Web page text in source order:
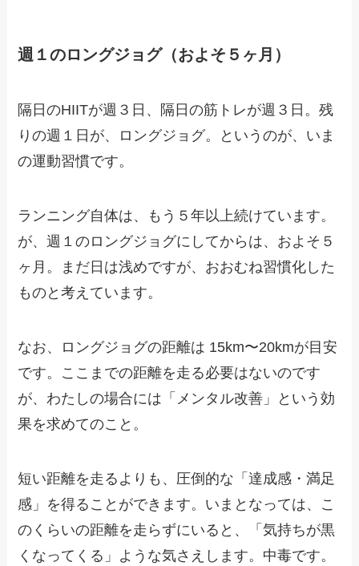
週１のロングジョグ（およそ５ヶ月）
隔日のHIITが週３日、隔日の筋トレが週３日。残
りの週１日が、ロングジョグ。というのが、いま
の運動習慣です。
ランニング自体は、もう５年以上続けています。
が、週１のロングジョグにしてからは、およそ５
ヶ月。まだ日は浅めですが、おおむね習慣化した
ものと考えています。
なお、ロングジョグの距離は 15km〜20kmが目安
です。ここまでの距離を走る必要はないのです
が、わたしの場合には「メンタル改善」という効
果を求めてのこと。
短い距離を走るよりも、圧倒的な「達成感・満足
感」を得ることができます。いまとなっては、こ
のくらいの距離を走らずにいると、「気持ちが黒
くなってくる」ような気さえします。中毒です。